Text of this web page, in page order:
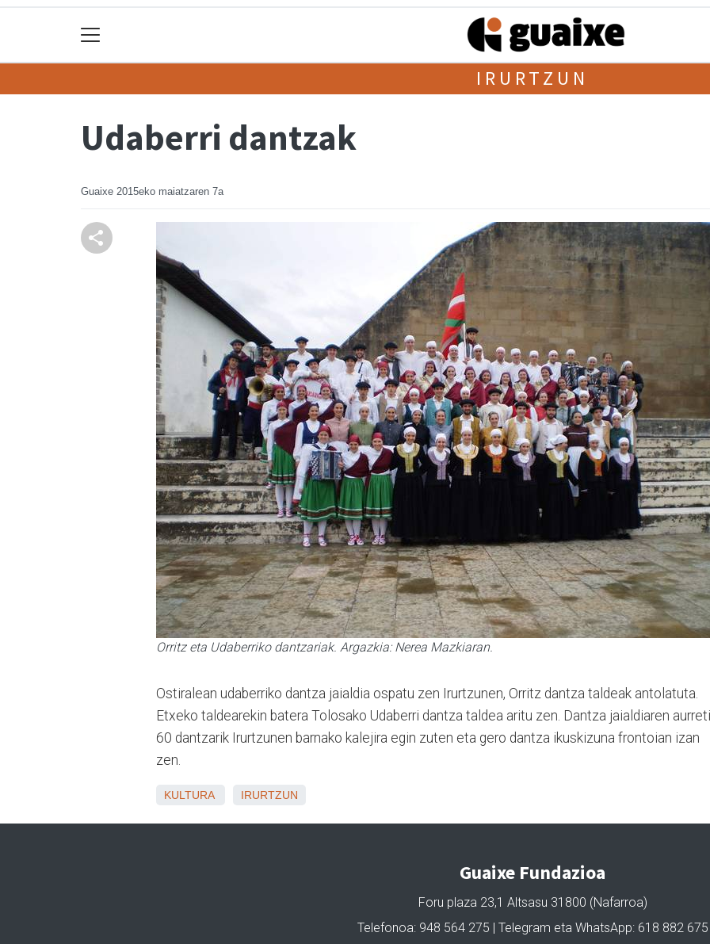
IRURTZUN
Udaberri dantzak
Guaixe 2015eko maiatzaren 7a
Orritz eta Udaberriko dantzariak. Argazkia: Nerea Mazkiaran.
Ostiralean udaberriko dantza jaialdia ospatu zen Irurtzunen, Orritz dantza taldeak antolatuta.
Etxeko taldearekin batera Tolosako Udaberri dantza taldea aritu zen. Dantza jaialdiaren
60 dantzarik Irurtzunen barnako kalejira egin zuten eta gero dantza ikuskizuna frontoian izan
zen.
KULTURA IRURTZUN
Guaixe Fundazioa
Foru plaza 23,1 Altsasu 31800 (Nafarroa)
Telefonoa: 948 564 275 | Telegram eta WhatsApp: 618 882 675